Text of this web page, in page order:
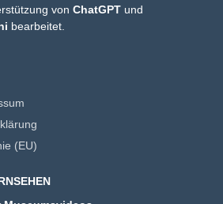
von ChatGPT und
bearbeitet.
(EU)